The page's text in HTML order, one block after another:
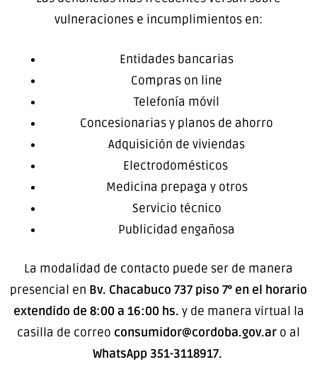
vulneraciones e incumplimientos en:
Entidades bancarias
Compras on line
Telefonía móvil
Concesionarias y planos de ahorro
Adquisición de viviendas
Electrodomésticos
Medicina prepaga y otros
Servicio técnico
Publicidad engañosa
La modalidad de contacto puede ser de manera
presencial en Bv. Chacabuco 737 piso 7° en el horario
extendido de 8:00 a 16:00 hs. y de manera virtual la
casilla de correo consumidor@cordoba.gov.ar o al
WhatsApp 351-3118917.